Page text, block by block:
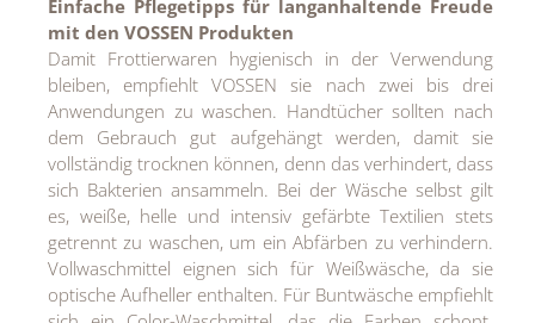
Einfache Pflegetipps für langanhaltende Freude
mit den VOSSEN Produkten
Damit Frottierwaren hygienisch in der Verwendung
bleiben, empfiehlt VOSSEN sie nach zwei bis drei
Anwendungen zu waschen. Handtücher sollten nach
dem Gebrauch gut aufgehängt werden, damit sie
vollständig trocknen können, denn das verhindert, dass
sich Bakterien ansammeln. Bei der Wäsche selbst gilt
es, weiße, helle und intensiv gefärbte Textilien stets
getrennt zu waschen, um ein Abfärben zu verhindern.
Vollwaschmittel eignen sich für Weißwäsche, da sie
optische Aufheller enthalten. Für Buntwäsche empfiehlt